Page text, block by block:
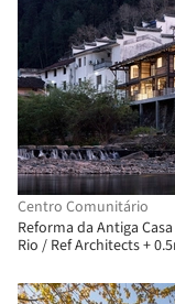
Centro Comunitário
Reforma da Antiga
Rio / Ref Architects +